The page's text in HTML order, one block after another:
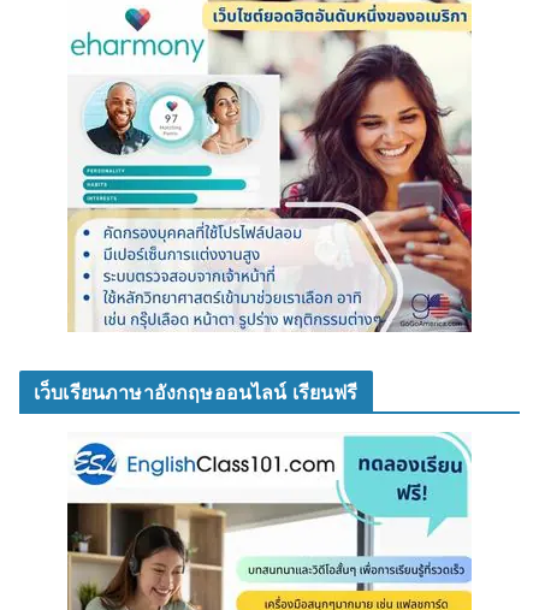
เว็บเรียนภาษาอังกฤษออนไลน์ เรียนฟรี